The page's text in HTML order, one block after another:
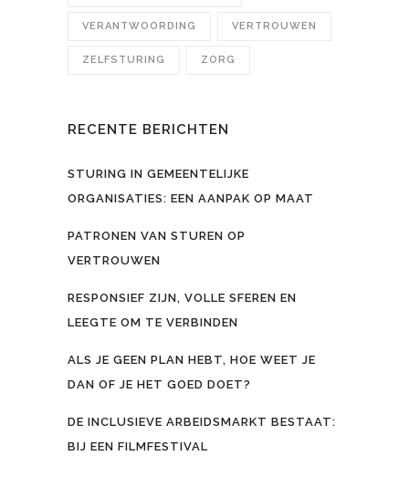
VERANTWOORDING VERTROUWEN
ZELFSTURING ZORG
RECENTE BERICHTEN
STURING IN GEMEENTELIJKE
ORGANISATIES: EEN AANPAK OP MAAT
PATRONEN VAN STUREN OP
VERTROUWEN
RESPONSIEF ZIJN, VOLLE SFEREN EN
LEEGTE OM TE VERBINDEN
ALS JE GEEN PLAN HEBT, HOE WEET JE
DAN OF JE HET GOED DOET?
DE INCLUSIEVE ARBEIDSMARKT BESTAAT:
BIJ EEN FILMFESTIVAL